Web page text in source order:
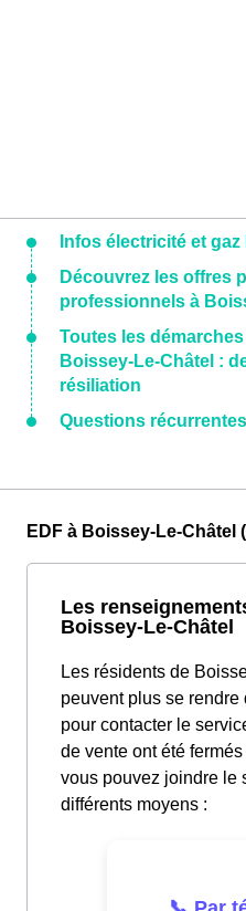
Infos électricité et
Découvrez les offres
professionnels à
Toutes les
Boissey-Le-Châtel :
résiliation
Questions récurrentes
EDF à Boissey-Le-Châtel
Les
Boissey-Le-Châtel
Les résidents de
peuvent plus se
pour contacter le
de vente ont été
vous pouvez joindre le
différents moyens :